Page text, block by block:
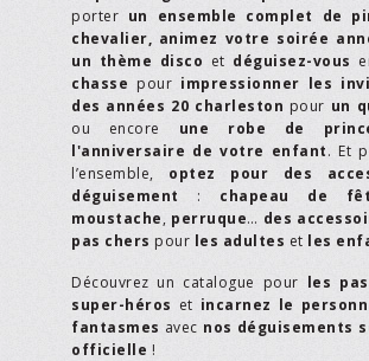
porter un ensemble complet de
chevalier, animez votre soirée
un thème disco et déguisez-vous
chasse pour impressionner les
des années 20 charleston pour un
ou encore une robe de
l'anniversaire de votre enfant. Et
l’ensemble, optez pour des
déguisement : chapeau de
moustache, perruque… des
pas chers pour les adultes et les
Découvrez un catalogue pour les
super-héros et incarnez le
fantasmes avec nos déguisements
officielle !